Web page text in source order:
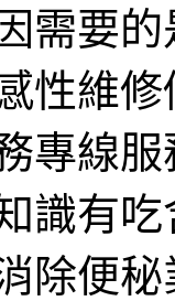
需要
性維
專線
識有
除便